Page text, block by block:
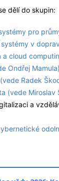
dělí do skupin:
pro
v
a cloud
Ondřej Mamula)
Radek
(vede Miroslav
a